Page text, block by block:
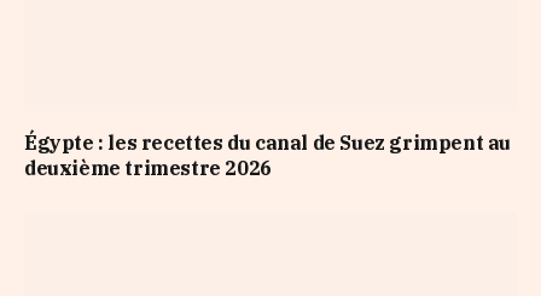
Égypte : les recettes du canal de Suez grimpent au
deuxième trimestre 2026